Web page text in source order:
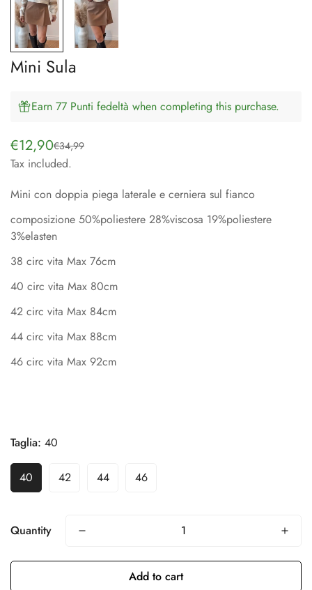
Mini Sula
Earn 77 Punti fedeltà when completing this purchase.
Sale
price
€12,90
Regular
price
€34,99
Tax included.
Mini con doppia piega laterale e cerniera sul fianco
composizione 50%poliestere 28%viscosa 19%poliestere
3%elasten
38 circ vita Max 76cm
40 circ vita Max 80cm
42 circ vita Max 84cm
44 circ vita Max 88cm
46 circ vita Max 92cm
Taglia: 40
40 42 44 46
Quantity
Add to cart
Are you 18 years old or older?
Yes, I am